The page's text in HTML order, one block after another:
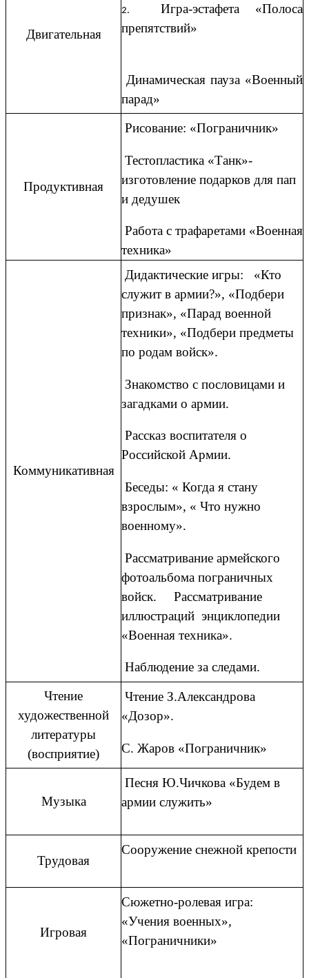
Двигательная
Игра-эстафета «Полоса
препятствий»
Динамическая пауза «Военный
парад»
Продуктивная
Рисование: «Пограничник»
Тестопластика «Танк»-
изготовление подарков для пап
и дедушек
Работа с трафаретами «Военная
техника»
Коммуникативная
Дидактические игры: «Кто
служит в армии?», «Подбери
признак», «Парад военной
техники», «Подбери предметы
по родам войск».
Знакомство с пословицами и
загадками о армии.
Рассказ воспитателя о
Российской Армии.
Беседы: « Когда я стану
взрослым», « Что нужно
военному».
Рассматривание армейского
фотоальбома пограничных
войск. Рассматривание
иллюстраций энциклопедии
«Военная техника».
Наблюдение за следами.
Чтение
художественной
литературы
(восприятие)
Чтение З.Александрова
«Дозор».
С. Жаров «Пограничник»
Музыка
Песня Ю.Чичкова «Будем в
армии служить»
Трудовая
Сооружение снежной крепости
Игровая
Сюжетно-ролевая игра:
«Учения военных»,
«Пограничники»